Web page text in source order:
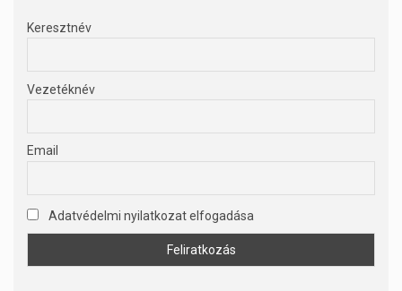
Keresztnév
Vezetéknév
Email
Adatvédelmi nyilatkozat elfogadása